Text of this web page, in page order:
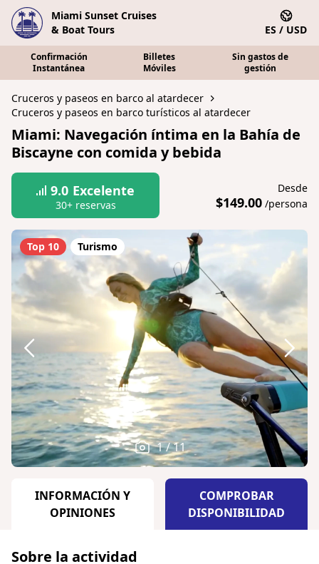
Miami Sunset Cruises
& Boat Tours
ES / USD
Confirmación
Instantánea
Billetes
Móviles
Sin gastos de
gestión
Cruceros y paseos en barco al atardecer
Cruceros y paseos en barco turísticos al atardecer
Miami: Navegación íntima en la Bahía de
Biscayne con comida y bebida
9.0 Excelente
30+ reservas
Desde
$149.00 /persona
Top 10 Turismo
1 / 11
INFORMACIÓN Y
OPINIONES
COMPROBAR
DISPONIBILIDAD
Sobre la actividad